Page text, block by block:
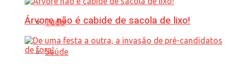
Tudo
Saúde
Árvore não é cabide de sacola de lixo!